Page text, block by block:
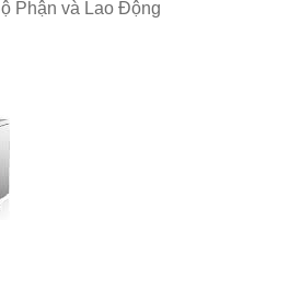
Phận và Lao Động